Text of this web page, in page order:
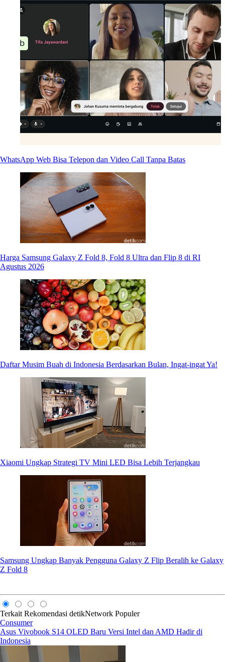
WhatsApp Web Bisa Telepon dan Video Call Tanpa Batas
Harga Samsung Galaxy Z Fold 8, Fold 8 Ultra dan Flip 8 di RI
Agustus 2026
Daftar Musim Buah di Indonesia Berdasarkan Bulan, Ingat-ingat Ya!
Xiaomi Ungkap Strategi TV Mini LED Bisa Lebih Terjangkau
Samsung Ungkap Banyak Pengguna Galaxy Z Flip Beralih ke Galaxy
Z Fold 8
Terkait Rekomendasi detikNetwork Populer
Consumer
Asus Vivobook S14 OLED Baru Versi Intel dan AMD Hadir di
Indonesia